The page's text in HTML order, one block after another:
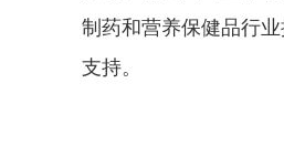
制药和营养保健品行
支持。